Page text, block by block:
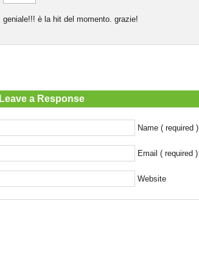
geniale!!! è la hit del momento. grazie!
Leave a Response
Name ( required )
Email ( required )
Website